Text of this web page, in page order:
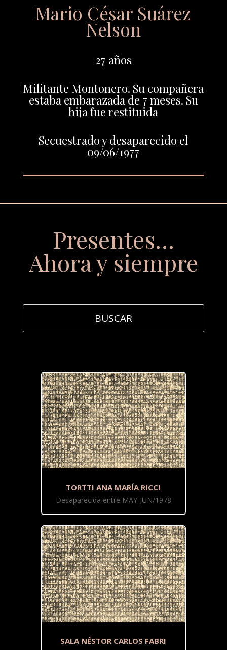
Mario César Suárez
Nelson
27 años
Militante Montonero. Su compañera
estaba embarazada de 7 meses. Su
hija fue restituida
Secuestrado y desaparecido el
09/06/1977
Presentes…
Ahora y siempre
TORTTI ANA MARÍA RICCI
Desaparecida entre MAY-JUN/1978
SALA NÉSTOR CARLOS FABRI